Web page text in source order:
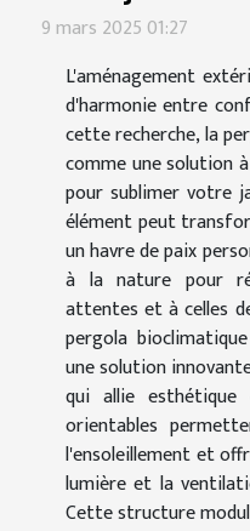
9 mars 2025 01:27
L'aménagement
d'harmonie entre
cette recherche, la
comme une solution
pour sublimer votre
élément peut
un havre de paix
à la nature pour
attentes et à celles
pergola
une solution
qui allie esthétique
orientables
l'ensoleillement et
lumière et la
Cette structure